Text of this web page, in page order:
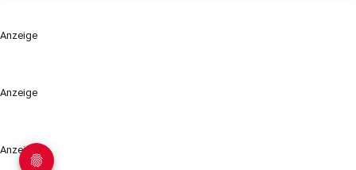
Anzeige
Anzeige
Anzeige